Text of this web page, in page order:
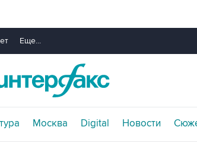
Еще...
Москва Digital Новости